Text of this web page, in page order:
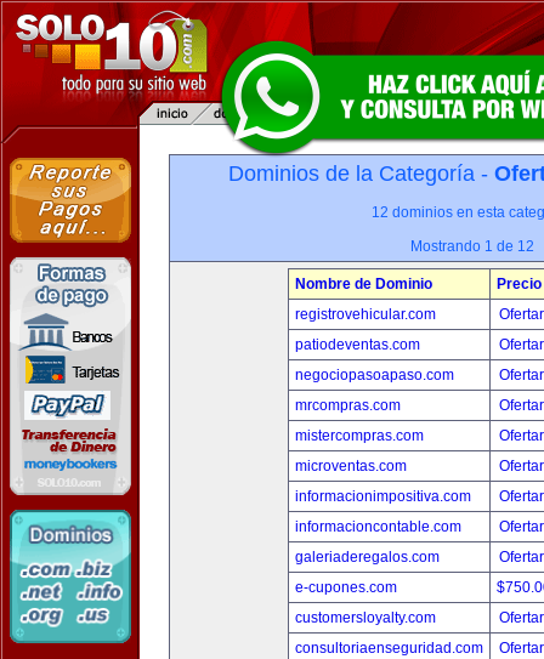
Dominios de la Categoría -
12 dominios en esta
Mostrando 1 de 12
Nombre de Dominio
Precio
registrovehicular.com
patiodeventas.com
negociopasoapaso.com
mrcompras.com
mistercompras.com
microventas.com
informacionimpositiva.com
informacioncontable.com
galeriaderegalos.com
e-cupones.com
customersloyalty.com
consultoriaenseguridad.com